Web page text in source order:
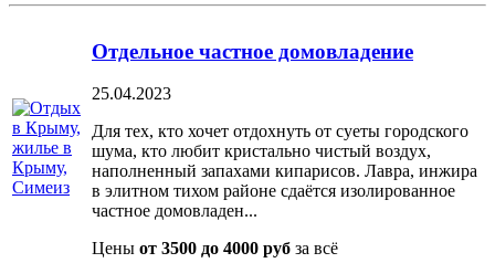
Отдельное частное домовладение
25.04.2023
Для тех, кто хочет отдохнуть от суеты городского
шума, кто любит кристально чистый воздух,
наполненный запахами кипарисов. Лавра, инжира
в элитном тихом районе сдаётся изолированное
частное домовладен...
Цены от 3500 до 4000 руб за всё